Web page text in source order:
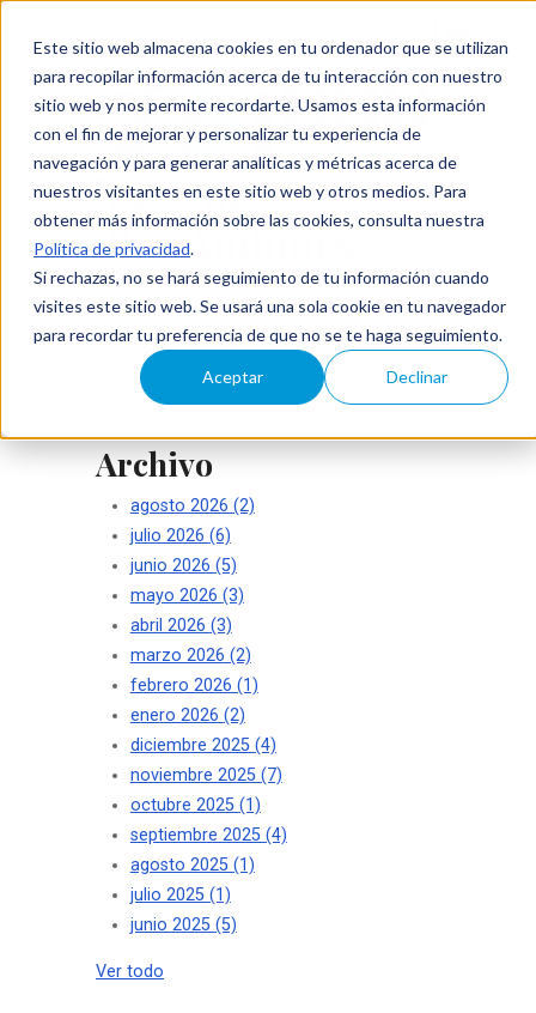
Este sitio web almacena cookies en tu ordenador que se utilizan
para recopilar información acerca de tu interacción con nuestro
sitio web y nos permite recordarte. Usamos esta información
con el fin de mejorar y personalizar tu experiencia de
navegación y para generar analíticas y métricas acerca de
nuestros visitantes en este sitio web y otros medios. Para
obtener más información sobre las cookies, consulta nuestra
Política de privacidad.
Si rechazas, no se hará seguimiento de tu información cuando
visites este sitio web. Se usará una sola cookie en tu navegador
para recordar tu preferencia de que no se te haga seguimiento.
Aceptar Declinar
Blog de
ISecAuditors
Su seguridad es nuestro éxito
Archivo
agosto 2026 (2)
julio 2026 (6)
junio 2026 (5)
mayo 2026 (3)
abril 2026 (3)
marzo 2026 (2)
febrero 2026 (1)
enero 2026 (2)
diciembre 2025 (4)
noviembre 2025 (7)
octubre 2025 (1)
septiembre 2025 (4)
agosto 2025 (1)
julio 2025 (1)
junio 2025 (5)
Ver todo